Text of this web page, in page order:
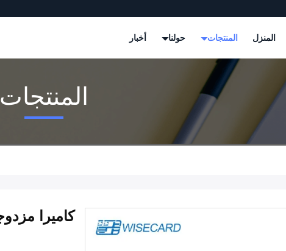
المنزل المنتجات حولنا أخبار
المنتجات